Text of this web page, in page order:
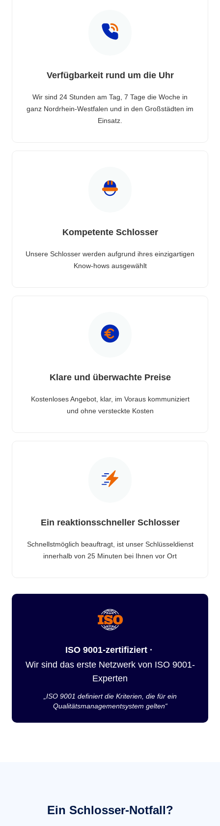
Verfügbarkeit rund um die Uhr
Wir sind 24 Stunden am Tag, 7 Tage die Woche in
ganz Nordrhein-Westfalen und in den Großstädten im
Einsatz.
Kompetente Schlosser
Unsere Schlosser werden aufgrund ihres einzigartigen
Know-hows ausgewählt
Klare und überwachte Preise
Kostenloses Angebot, klar, im Voraus kommuniziert
und ohne versteckte Kosten
Ein reaktionsschneller Schlosser
Schnellstmöglich beauftragt, ist unser Schlüsseldienst
innerhalb von 25 Minuten bei Ihnen vor Ort
ISO 9001-zertifiziert ·
Wir sind das erste Netzwerk von ISO 9001-
Experten
„ISO 9001 definiert die Kriterien, die für ein
Qualitätsmanagementsystem gelten“
Ein Schlosser-Notfall?